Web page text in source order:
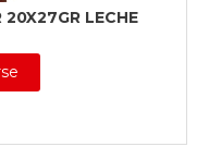
LECHE